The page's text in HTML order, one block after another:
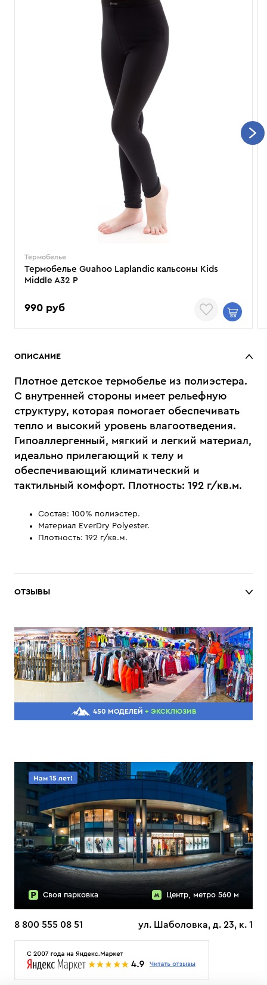
Термобелье
Термобелье Guahoo Laplandic кальсоны Kids
Middle A32 P
990 руб
ОПИСАНИЕ
Плотное детское термобелье из полиэстера.
С внутренней стороны имеет рельефную
структуру, которая помогает обеспечивать
тепло и высокий уровень влагоотведения.
Гипоаллергенный, мягкий и легкий материал,
идеально прилегающий к телу и
обеспечивающий климатический и
тактильный комфорт. Плотность: 192 г/кв.м.
Состав: 100% полиэстер.
Материал EverDry Polyester.
Плотность: 192 г/кв.м.
ОТЗЫВЫ
450 МОДЕЛЕЙ + ЭКСКЛЮЗИВ
Нам 15 лет!
Своя парковка Центр, метро 560 м
8 800 555 08 51 ул. Шаболовка, д. 23, к. 1